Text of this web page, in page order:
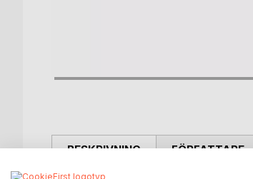
BESKRIVNING FÖRFATTARE